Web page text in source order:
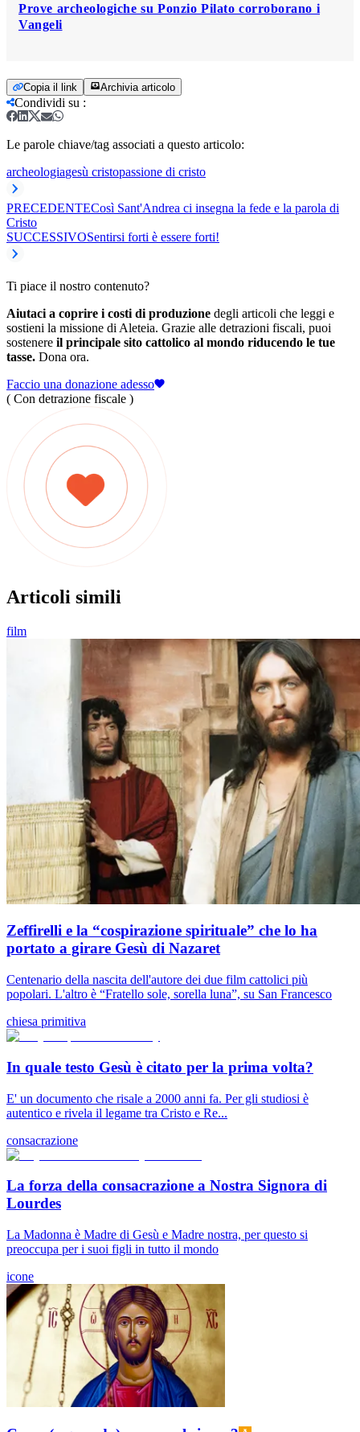
Prove archeologiche su Ponzio Pilato corroborano i
Vangeli
Copia il link Archivia articolo
Condividi su :
Le parole chiave/tag associati a questo articolo:
archeologiagesù cristopassione di cristo
PRECEDENTECosì Sant'Andrea ci insegna la fede e la parola di
Cristo
SUCCESSIVOSentirsi forti è essere forti!
Ti piace il nostro contenuto?
Aiutaci a coprire i costi di produzione degli articoli che leggi e
sostieni la missione di Aleteia. Grazie alle detrazioni fiscali, puoi
sostenere il principale sito cattolico al mondo riducendo le tue
tasse. Dona ora.
Faccio una donazione adesso
( Con detrazione fiscale )
Articoli simili
film
Zeffirelli e la “cospirazione spirituale” che lo ha
portato a girare Gesù di Nazaret
Centenario della nascita dell'autore dei due film cattolici più
popolari. L'altro è “Fratello sole, sorella luna”, su San Francesco
chiesa primitiva
In quale testo Gesù è citato per la prima volta?
E' un documento che risale a 2000 anni fa. Per gli studiosi è
autentico e rivela il legame tra Cristo e Re...
consacrazione
La forza della consacrazione a Nostra Signora di
Lourdes
La Madonna è Madre di Gesù e Madre nostra, per questo si
preoccupa per i suoi figli in tutto il mondo
icone